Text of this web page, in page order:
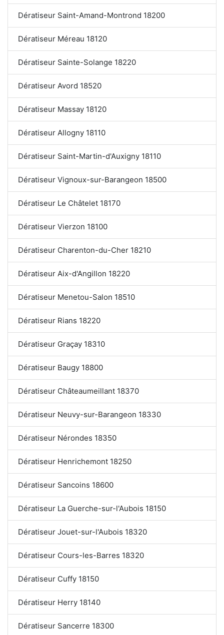
Dératiseur Saint-Amand-Montrond 18200
Dératiseur Méreau 18120
Dératiseur Sainte-Solange 18220
Dératiseur Avord 18520
Dératiseur Massay 18120
Dératiseur Allogny 18110
Dératiseur Saint-Martin-d'Auxigny 18110
Dératiseur Vignoux-sur-Barangeon 18500
Dératiseur Le Châtelet 18170
Dératiseur Vierzon 18100
Dératiseur Charenton-du-Cher 18210
Dératiseur Aix-d'Angillon 18220
Dératiseur Menetou-Salon 18510
Dératiseur Rians 18220
Dératiseur Graçay 18310
Dératiseur Baugy 18800
Dératiseur Châteaumeillant 18370
Dératiseur Neuvy-sur-Barangeon 18330
Dératiseur Nérondes 18350
Dératiseur Henrichemont 18250
Dératiseur Sancoins 18600
Dératiseur La Guerche-sur-l'Aubois 18150
Dératiseur Jouet-sur-l'Aubois 18320
Dératiseur Cours-les-Barres 18320
Dératiseur Cuffy 18150
Dératiseur Herry 18140
Dératiseur Sancerre 18300